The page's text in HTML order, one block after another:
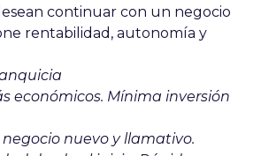
continuar con un negocio
rentabilidad, autonomía y
económicos. Mínima inversión
nuevo y llamativo.